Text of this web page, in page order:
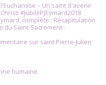
– Un saint d'avenir
#JubiléPJEymard2018
complète : Récapitulation
du Saint-Sacrement :
sur saint Pierre-Julien
humaine